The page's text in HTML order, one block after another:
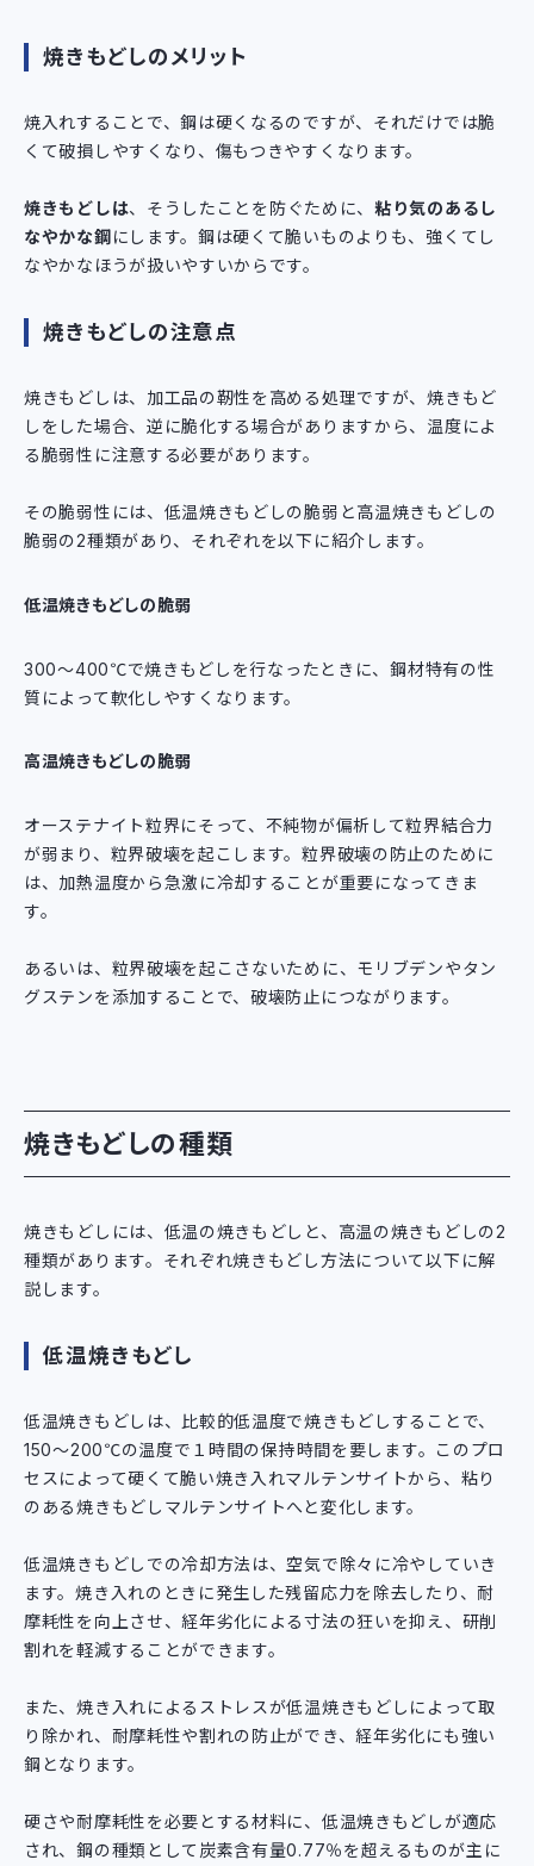
焼きもどしのメリット
焼入れすることで、鋼は硬くなるのですが、それだけでは脆
くて破損しやすくなり、傷もつきやすくなります。
焼きもどしは、そうしたことを防ぐために、粘り気のあるし
なやかな鋼にします。鋼は硬くて脆いものよりも、強くてし
なやかなほうが扱いやすいからです。
焼きもどしの注意点
焼きもどしは、加工品の靭性を高める処理ですが、焼きもど
しをした場合、逆に脆化する場合がありますから、温度によ
る脆弱性に注意する必要があります。
その脆弱性には、低温焼きもどしの脆弱と高温焼きもどしの
脆弱の2種類があり、それぞれを以下に紹介します。
低温焼きもどしの脆弱
300～400℃で焼きもどしを行なったときに、鋼材特有の性
質によって軟化しやすくなります。
高温焼きもどしの脆弱
オーステナイト粒界にそって、不純物が偏析して粒界結合力
が弱まり、粒界破壊を起こします。粒界破壊の防止のために
は、加熱温度から急激に冷却することが重要になってきま
す。
あるいは、粒界破壊を起こさないために、モリブデンやタン
グステンを添加することで、破壊防止につながります。
焼きもどしの種類
焼きもどしには、低温の焼きもどしと、高温の焼きもどしの2
種類があります。それぞれ焼きもどし方法について以下に解
説します。
低温焼きもどし
低温焼きもどしは、比較的低温度で焼きもどしすることで、
150～200℃の温度で１時間の保持時間を要します。このプロ
セスによって硬くて脆い焼き入れマルテンサイトから、粘り
のある焼きもどしマルテンサイトへと変化します。
低温焼きもどしでの冷却方法は、空気で除々に冷やしていき
ます。焼き入れのときに発生した残留応力を除去したり、耐
摩耗性を向上させ、経年劣化による寸法の狂いを抑え、研削
割れを軽減することができます。
また、焼き入れによるストレスが低温焼きもどしによって取
り除かれ、耐摩耗性や割れの防止ができ、経年劣化にも強い
鋼となります。
硬さや耐摩耗性を必要とする材料に、低温焼きもどしが適応
され、鋼の種類として炭素含有量0.77％を超えるものが主に